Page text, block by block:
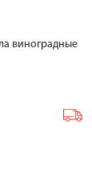
виноградные